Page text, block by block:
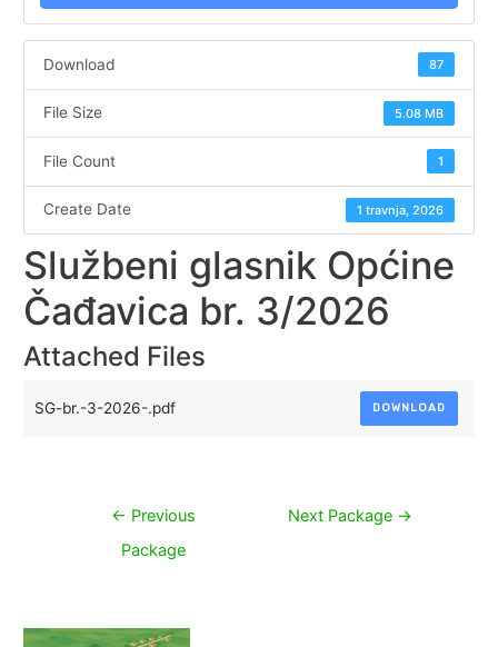
Download 87
File Size 5.08 MB
File Count 1
Create Date 1 travnja, 2026
Službeni glasnik Općine
Čađavica br. 3/2026
Attached Files
SG-br.-3-2026-.pdf DOWNLOAD
Navigacija
← Previous
Package
Next Package →